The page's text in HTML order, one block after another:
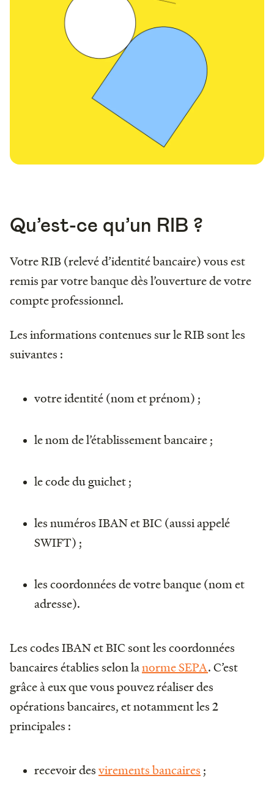
Qu’est-ce qu’un RIB ?
Votre RIB (relevé d’identité bancaire) vous est
remis par votre banque dès l’ouverture de votre
compte professionnel.
Les informations contenues sur le RIB sont les
suivantes :
votre identité (nom et prénom) ;
le nom de l’établissement bancaire ;
le code du guichet ;
les numéros IBAN et BIC (aussi appelé
SWIFT) ;
les coordonnées de votre banque (nom et
adresse).
Les codes IBAN et BIC sont les coordonnées
bancaires établies selon lanorme SEPA. C’est
grâce à eux que vous pouvez réaliser des
opérations bancaires, et notamment les 2
principales :
recevoir desvirements bancaires ;